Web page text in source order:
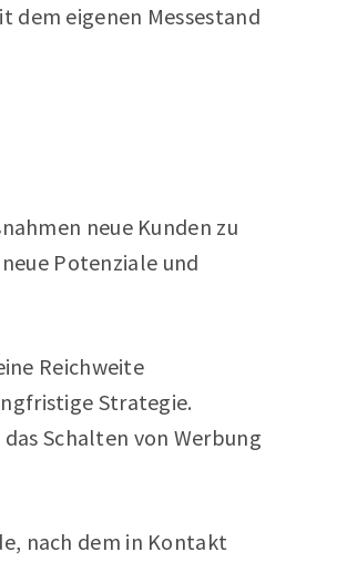
dem eigenen Messestand
neue Kunden zu
Potenziale und
Reichweite
Strategie.
Schalten von Werbung
nach dem in Kontakt